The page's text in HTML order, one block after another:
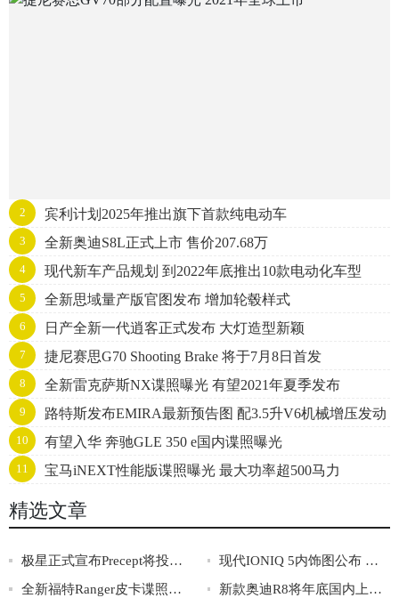
2 宾利计划2025年推出旗下首款纯电动车
3 全新奥迪S8L正式上市 售价207.68万
4 现代新车产品规划 到2022年底推出10款电动化车型
5 全新思域量产版官图发布 增加轮毂样式
6 日产全新一代逍客正式发布 大灯造型新颖
7 捷尼赛思G70 Shooting Brake 将于7月8日首发
8 全新雷克萨斯NX谍照曝光 有望2021年夏季发布
9
路特斯发布EMIRA最新预告图 配3.5升V6机械增压发动
机10 有望入华 奔驰GLE 350 e国内谍照曝光
11 宝马iNEXT性能版谍照曝光 最大功率超500马力
精选文章
极星正式宣布Precept将投入量产
现代IONIQ 5内饰图公布 配可移动中央扶手箱
全新福特Ranger皮卡谍照曝光 将2022年首次亮相
新款奥迪R8将年底国内上市 搭载5.2L V10发动机